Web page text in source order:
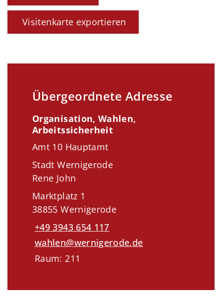
Visitenkarte exportieren
Übergeordnete Adresse
Organisation, Wahlen,
Arbeitssicherheit
Amt 10 Hauptamt
Stadt Wernigerode
Rene John
Marktplatz 1
38855 Wernigerode
+49 3943 654 117
wahlen@wernigerode.de
Raum: 211